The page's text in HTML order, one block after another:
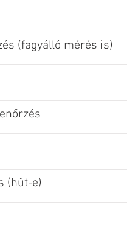
(fagyálló mérés is)
(hűt-e)